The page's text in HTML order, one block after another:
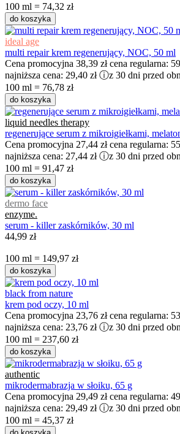
100 ml = 74,32 zł
do koszyka
ideal age
multi repair krem regenerujący, NOC, 50 ml
Cena promocyjna 38,39 zł cena regularna:
najniższa cena: 29,40 zł ⓘz 30 dni przed
100 ml = 76,78 zł
do koszyka
liquid needles therapy
regenerujące serum z mikroigiełkami,
Cena promocyjna 27,44 zł cena regularna:
najniższa cena: 27,44 zł ⓘz 30 dni przed
100 ml = 91,47 zł
do koszyka
dermo face
enzyme.
serum - killer zaskórników, 30 ml
44,99 zł
100 ml = 149,97 zł
do koszyka
black from nature
krem pod oczy, 10 ml
Cena promocyjna 23,76 zł cena regularna:
najniższa cena: 23,76 zł ⓘz 30 dni przed
100 ml = 237,60 zł
do koszyka
authentic
mikrodermabrazja w słoiku, 65 g
Cena promocyjna 29,49 zł cena regularna:
najniższa cena: 29,49 zł ⓘz 30 dni przed
100 ml = 45,37 zł